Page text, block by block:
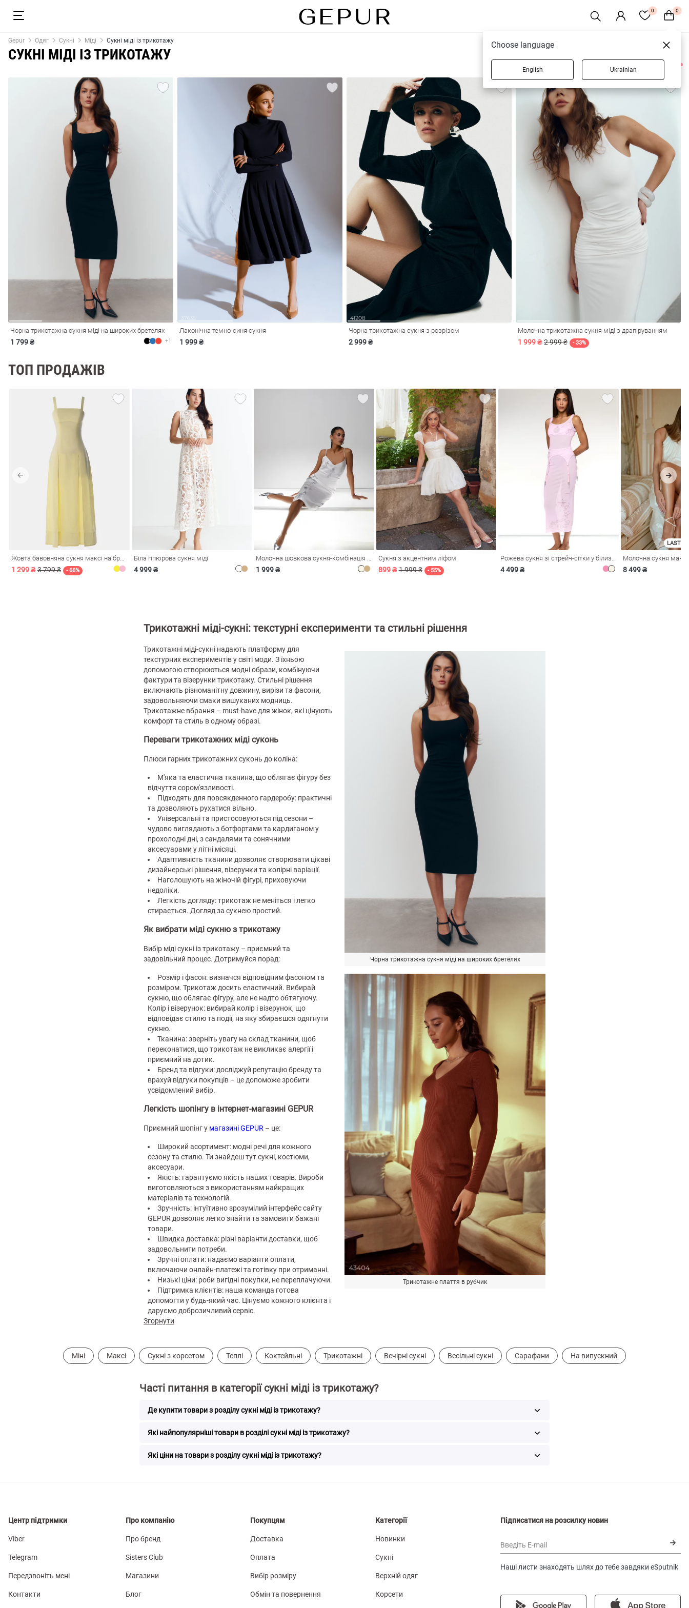
0 0
Gepur Одяг Сукні Міді Сукні міді із трикотажу
СУКНІ МІДІ ІЗ ТРИКОТАЖУ
4 товарів
Чорна трикотажна сукня міді на широких бретелях
1 799 ₴ +1
Лаконічна темно-синя сукня
1 999 ₴
Чорна трикотажна сукня з розрізом
2 999 ₴
Молочна трикотажна сукня міді з драпіруванням
1 999 ₴ 2 999 ₴ - 33%
ТОП ПРОДАЖІВ
1 299 ₴ 3 799 ₴ - 66%
Біла гіпюрова сукня міді
4 999 ₴ 1 999 ₴
Сукня з акцентним ліфом
899 ₴ 1 999 ₴ - 55% 4 499 ₴
LAST
8 499 ₴
Трикотажні міді-сукні: текстурні експерименти та стильні рішення
Чорна трикотажна сукня міді на широких бретелях
Трикотажні міді-сукні надають платформу для
текстурних експериментів у світі моди. З їхньою
допомогою створюються модні образи, комбінуючи
фактури та візерунки трикотажу. Стильні рішення
включають різноманітну довжину, вирізи та фасони,
задовольняючи смаки вишуканих модниць.
Трикотажне вбрання – must-have для жінок, які цінують
комфорт та стиль в одному образі.
Переваги трикотажних міді суконь
Плюси гарних трикотажних суконь до коліна:
Трикотажне плаття в рубчик
М'яка та еластична тканина, що облягає фігуру без
відчуття сором'язливості.
Підходять для повсякденного гардеробу: практичні
та дозволяють рухатися вільно.
Універсальні та пристосовуються під сезони –
чудово виглядають з ботфортами та кардиганом у
прохолодні дні, з сандалями та сонячними
аксесуарами у літні місяці.
Адаптивність тканини дозволяє створювати цікаві
дизайнерські рішення, візерунки та колірні варіації.
Наголошують на жіночій фігурі, приховуючи
недоліки.
Легкість догляду: трикотаж не меніться і легко
стирається. Догляд за сукнею простий.
Як вибрати міді сукню з трикотажу
Вибір міді сукні із трикотажу – приємний та
задовільний процес. Дотримуйся порад:
Розмір і фасон: визначся відповідним фасоном та
розміром. Трикотаж досить еластичний. Вибирай
сукню, що облягає фігуру, але не надто обтягуючу.
Колір і візерунок: вибирай колір і візерунок, що
відповідає стилю та події, на яку збираєшся одягнути
сукню.
Тканина: зверніть увагу на склад тканини, щоб
переконатися, що трикотаж не викликає алергії і
приємний на дотик.
Бренд та відгуки: досліджуй репутацію бренду та
врахуй відгуки покупців – це допоможе зробити
усвідомлений вибір.
Легкість шопінгу в інтернет-магазині GEPUR
Приємний шопінг у магазині GEPUR – це:
Широкий асортимент: модні речі для кожного
сезону та стилю. Ти знайдеш тут сукні, костюми,
аксесуари.
Якість: гарантуємо якість наших товарів. Вироби
виготовляються з використанням найкращих
матеріалів та технологій.
Зручність: інтуїтивно зрозумілий інтерфейс сайту
GEPUR дозволяє легко знайти та замовити бажані
товари.
Швидка доставка: різні варіанти доставки, щоб
задовольнити потреби.
Зручні оплати: надаємо варіанти оплати,
включаючи онлайн-платежі та готівку при отриманні.
Низькі ціни: роби вигідні покупки, не переплачуючи.
Підтримка клієнтів: наша команда готова
допомогти у будь-який час. Цінуємо кожного клієнта і
даруємо доброзичливий сервіс.
Згорнути
Міні Максі Сукні з корсетом Теплі Коктейльні Трикотажні Вечірні сукні Весільні сукні Сарафани На випускний
Часті питання в категорії сукні міді із трикотажу?
Де купити товари з розділу сукні міді із трикотажу?
Які найпопулярніші товари в розділі сукні міді із трикотажу?
Які ціни на товари з розділу сукні міді із трикотажу?
Центр підтримки
Viber
Telegram
Передзвоніть мені
Контакти
Про компанію
Про бренд
Sisters Club
Магазини
Блог
Покупцям
Доставка
Оплата
Вибір розміру
Обмін та повернення
Категорії
Новинки
Сукні
Верхній одяг
Корсети
Підписатися на розсилку новин
Введіть E-mail
Наші листи знаходять шлях до тебе завдяки eSputnik
Choose language
English Ukrainian